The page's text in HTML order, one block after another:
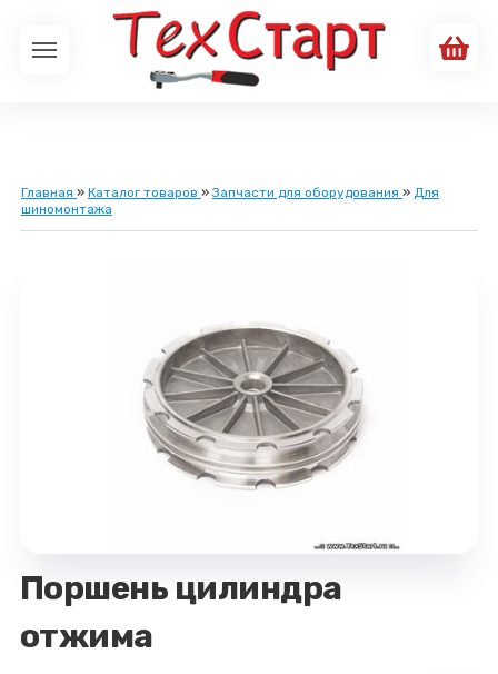
Главная » Каталог товаров »Запчасти для оборудования » Для
шиномонтажа
Поршень цилиндра
отжима